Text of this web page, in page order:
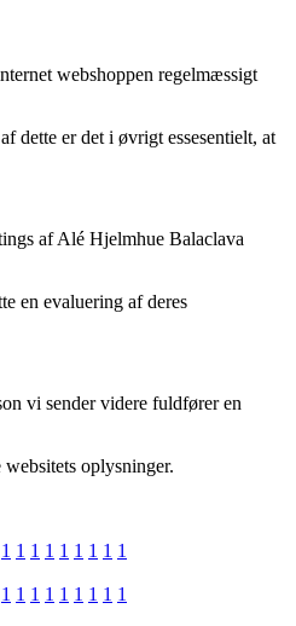
webshoppen regelmæssigt
dette er det i øvrigt essesentielt, at
af Alé Hjelmhue Balaclava
en evaluering af deres
vi sender videre fuldfører en
oplysninger.
1 1 1 1 1 1 1 1 1
1 1 1 1 1 1 1 1 1